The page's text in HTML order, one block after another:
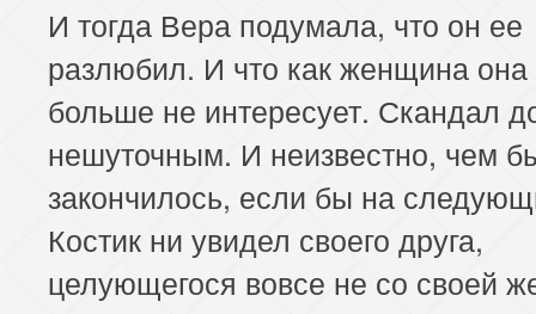
И тогда Вера подумала, что он ее
разлюбил. И что как женщина она
больше не интересует. Скандал
нешуточным. И неизвестно, чем
закончилось, если бы на
Костик ни увидел своего друга,
целующегося вовсе не со своей